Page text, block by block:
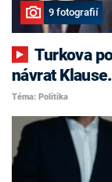
9 fotografií
Turkova pomsta, nekonfliktní Havlíček i
návrat
Téma: Politika